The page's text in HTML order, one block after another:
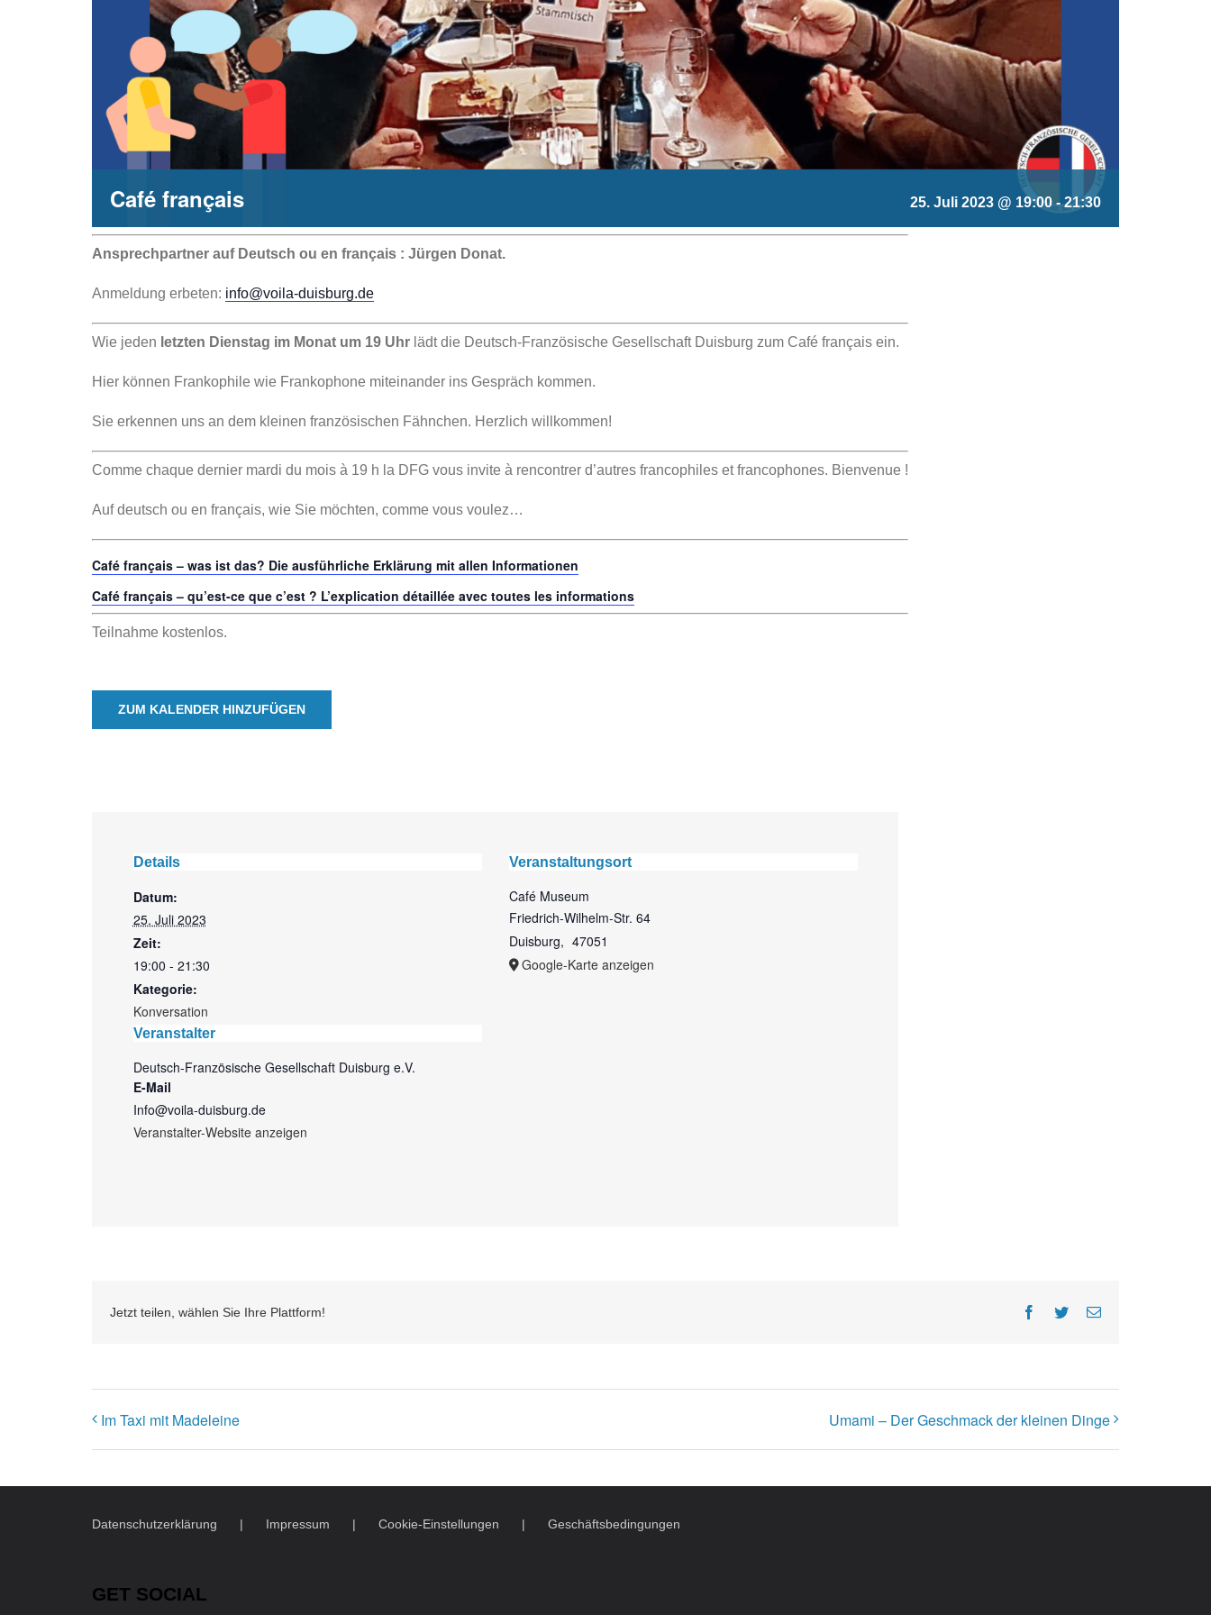
Café français 25. Juli 2023 @ 19:00-21:30
Ansprechpartner auf Deutsch ou en français : Jürgen Donat.
Anmeldung erbeten: info@voila-duisburg.de
Wie jeden letzten Dienstag im Monat um 19 Uhrlädt die Deutsch-Französische Gesellschaft Duisburg zum Café français ein.
Hier können Frankophile wie Frankophone miteinander ins Gespräch kommen.
Sie erkennen uns an dem kleinen französischen Fähnchen. Herzlich willkommen!
Comme chaque dernier mardi du mois à 19 h la DFG vous invite à rencontrer d’autres francophiles et francophones. Bienvenue !
Auf deutsch ou en français, wie Sie möchten, comme vous voulez…
Café français – was ist das? Die ausführliche Erklärung mit allen Informationen
Café français – qu’est-ce que c’est ? L’explication détaillée avec toutes les informations
Teilnahme kostenlos.
ZUM KALENDER HINZUFÜGEN
Details
Datum:
25. Juli 2023
Zeit:
19:00 - 21:30
Kategorie:
Konversation
Veranstalter
Deutsch-Französische Gesellschaft Duisburg e.V.
E-Mail
Info@voila-duisburg.de
Veranstalter-Website anzeigen
Veranstaltungsort
Café Museum
Friedrich-Wilhelm-Str. 64
Duisburg, 47051
Google-Karte anzeigen
Jetzt teilen, wählen Sie Ihre Plattform! Facebook
TwitterE-
Im Taxi mit Madeleine Umami – Der Geschmack der kleinen Dinge
Datenschutzerklärung Impressum Cookie-Einstellungen Geschäftsbedingungen
GET SOCIAL